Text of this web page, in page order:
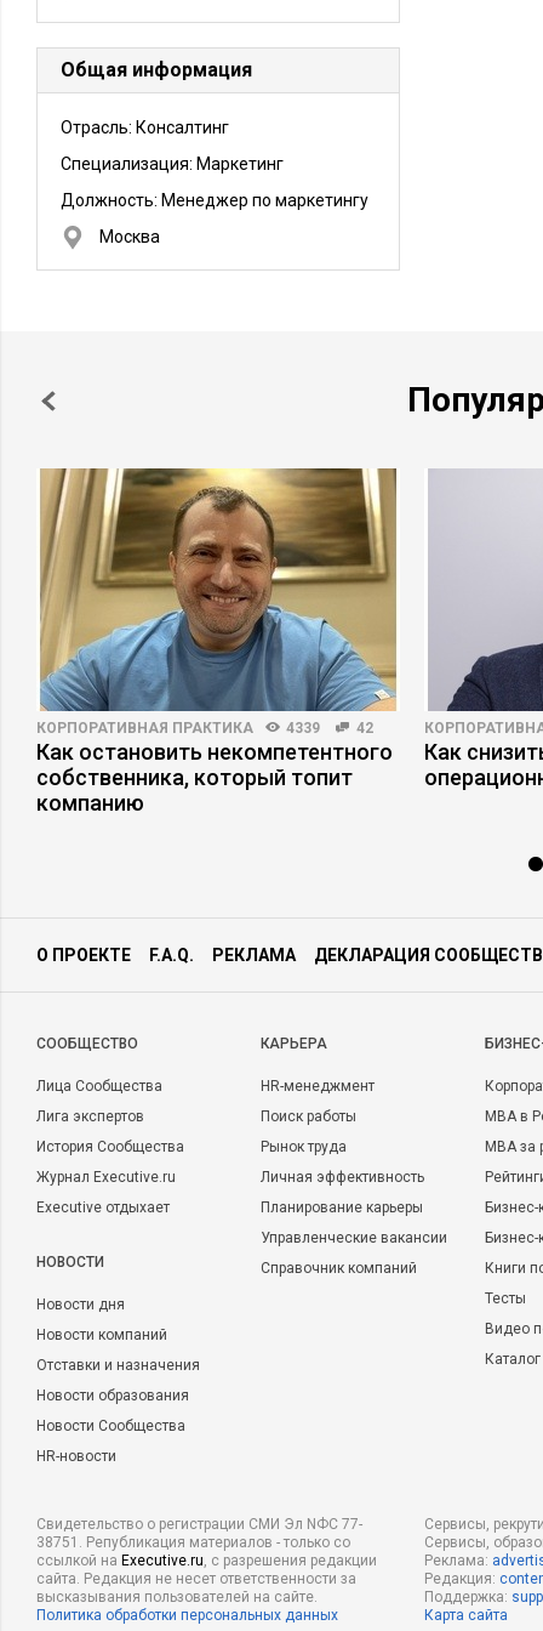
Общая информация
Отрасль: Консалтинг
Специализация: Маркетинг
Должность: Менеджер по маркетингу
Москва
КОРПОРАТИВНАЯ ПРАКТИКА 4339 42
Как остановить некомпетентного
собственника, который топит
компанию
Как
О ПРОЕКТЕ F.A.Q. РЕКЛАМА ДЕКЛАРАЦИЯ
CООБЩЕСТВО
Лица Сообщества
Лига экспертов
История Сообщества
Журнал Executive.ru
Executive отдыхает
НОВОСТИ
Новости дня
Новости компаний
Отставки и назначения
Новости образования
Новости Сообщества
HR-новости
КАРЬЕРА
HR-менеджмент
Поиск работы
Рынок труда
Личная эффективность
Планирование карьеры
Управленческие вакансии
Справочник компаний
MBA в
MBA
Бизнес-
Книги
Тесты
Видео
Свидетельство о регистрации СМИ Эл NФС 77-
38751. Републикация материалов - только со
ссылкой на Executive.ru, с разрешения редакции
сайта. Редакция не несет ответственности за
высказывания пользователей на сайте.
Политика обработки персональных данных
Сервисы,
Сервисы,
Реклама:
Редакция:
Поддержка:
Карта сайта